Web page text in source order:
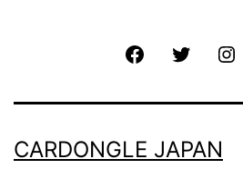
FacebookTwitter
CARDONGLE JAPAN